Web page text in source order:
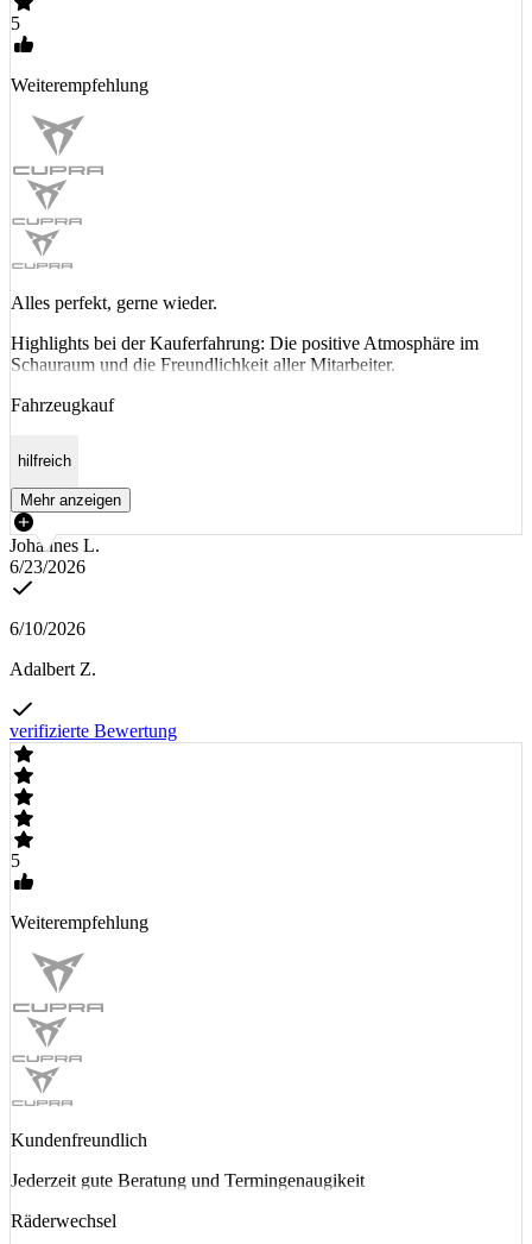
5
Weiterempfehlung
Alles perfekt, gerne wieder.
Highlights bei der Kauferfahrung: Die positive Atmosphäre im
Schauraum und die Freundlichkeit aller Mitarbeiter.
Fahrzeugkauf
hilfreich
Mehr anzeigen
Johannes L.
6/23/2026
6/10/2026
Adalbert Z.
verifizierte Bewertung
5
Weiterempfehlung
Kundenfreundlich
Jederzeit gute Beratung und Termingenaugikeit
Räderwechsel